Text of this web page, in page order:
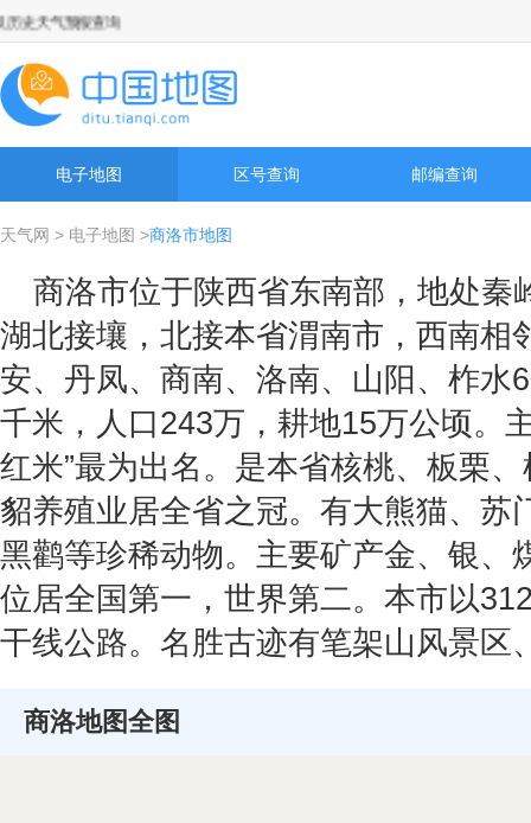
天气预报查询
电子地图 区号查询 邮编查询
天气网 > 电子地图 >商洛市地图
商洛市位于陕西省东南部，地处秦
湖北接壤，北接本省渭南市，西南相
安、丹凤、商南、洛南、山阳、柞水
千米，人口243万，耕地15万公顷。
红米”最为出名。是本省核桃、板栗
貂养殖业居全省之冠。有大熊猫、苏
黑鹳等珍稀动物。主要矿产金、银、
位居全国第一，世界第二。本市以
干线公路。名胜古迹有笔架山风景区
商洛地图全图